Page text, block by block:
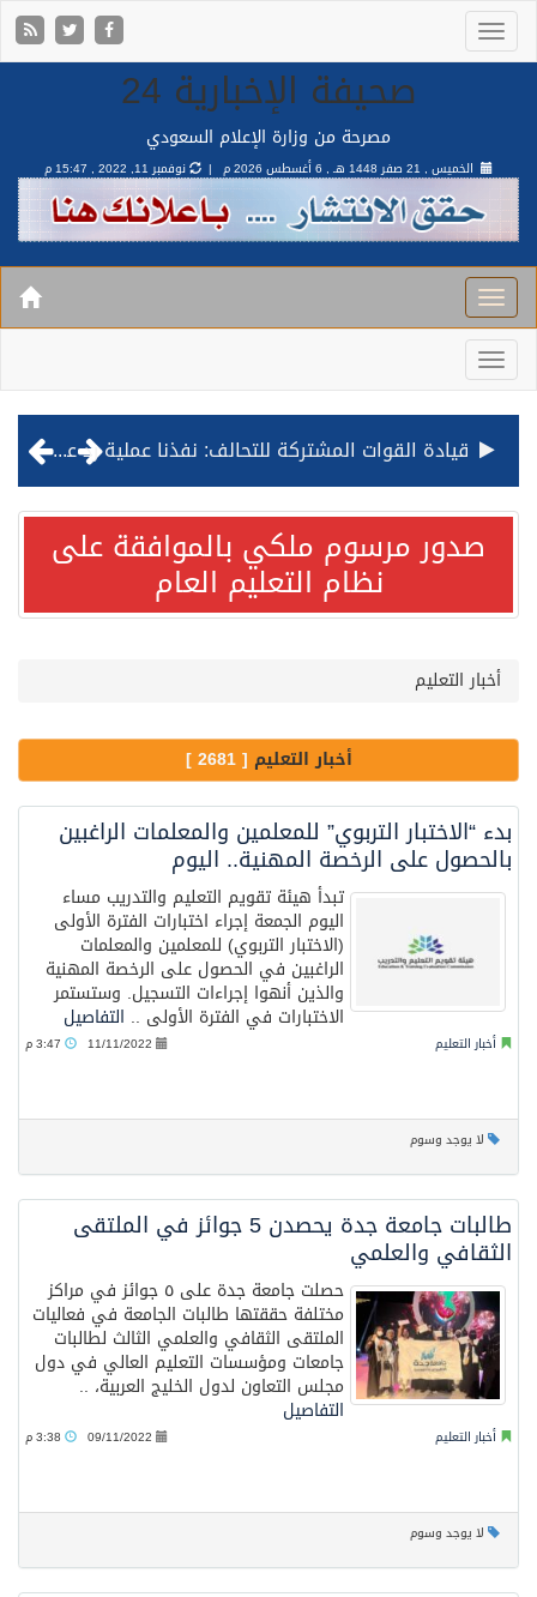
صحيفة الإخبارية 24
مصرحة من وزارة الإعلام السعودي
الخميس , 21 صفر 1448 هـ , 6 أغسطس 2026 م | نوفمبر 11, 2022 , 15:47 م
قيادة القوات المشتركة للتحالف: نفذنا عملية رد عسكري متناسبة لأهداف عسكرية مشروعة تابعة للمليشيا الحوثية الإرهابية في محافظة الحديدة
مصدر مسؤول بالهيئة العامة للنقل: استهداف السفينة السعودية NCC MASA خلال إبحارها في البحر الأحمر نتج عنه إصابة طفيفة في بدنها
خلال 3 أيام… التجمعات الصحية تتلقى رغبات أكثر من 87% من موظفي وزارة الصحة لعروض الانتقال
محافظ عفيف يؤدي صلاة عيد الأضحى
صدور مرسوم ملكي بالموافقة على
نظام التعليم العام
أخبار التعليم
أخبار التعليم [ 2681 ]
بدء “الاختبار التربوي” للمعلمين والمعلمات الراغبين
بالحصول على الرخصة المهنية.. اليوم
تبدأ هيئة تقويم التعليم والتدريب مساء
اليوم الجمعة إجراء اختبارات الفترة الأولى
(الاختبار التربوي) للمعلمين والمعلمات
الراغبين في الحصول على الرخصة المهنية
والذين أنهوا إجراءات التسجيل. وستستمر
الاختبارات في الفترة الأولى .. التفاصيل
أخبار التعليم 11/11/2022
لا يوجد وسوم
طالبات جامعة جدة يحصدن 5 جوائز في الملتقى
الثقافي والعلمي
حصلت جامعة جدة على ٥ جوائز في مراكز
مختلفة حققتها طالبات الجامعة في فعاليات
الملتقى الثقافي والعلمي الثالث لطالبات
جامعات ومؤسسات التعليم العالي في دول
مجلس التعاون لدول الخليج العربية، ..
التفاصيل
أخبار التعليم 09/11/2022
لا يوجد وسوم